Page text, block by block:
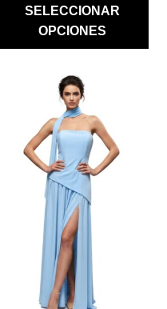
SELECCIONAR
OPCIONES
PRODUCTO
MÚLTIPLES
VARIANTES.
OPCIONES
PUEDEN